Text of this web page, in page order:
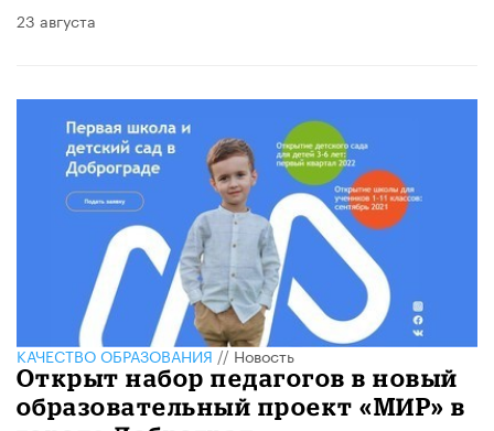
23 августа
КАЧЕСТВО ОБРАЗОВАНИЯ//Новость
Открыт набор педагогов в новый
образовательный проект «МИР» в